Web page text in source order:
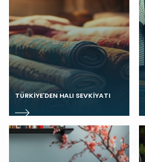
TÜRKIYE’DEN HALI SEVKIYATI